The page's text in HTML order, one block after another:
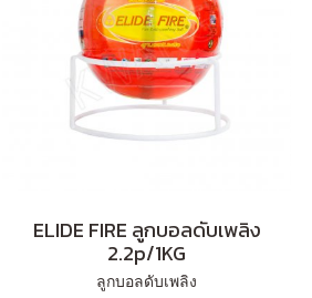
ELIDE FIRE ลูกบอลดับเพลิง
2.2p/1KG
ลูกบอลดับเพลิง